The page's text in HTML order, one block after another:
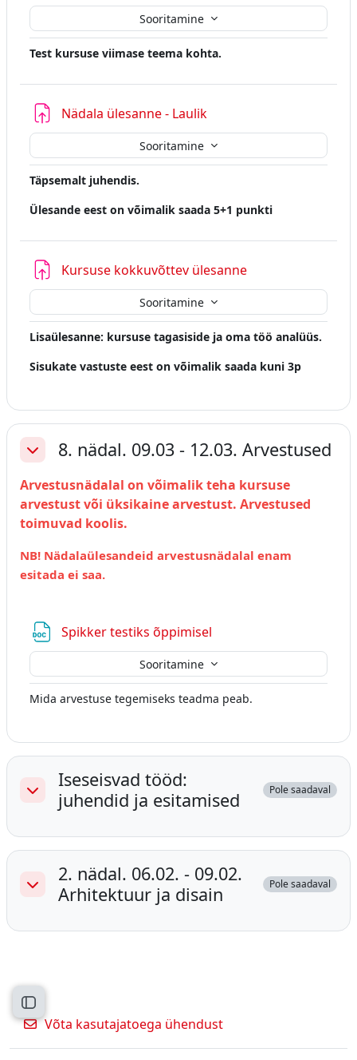
Ava kursuse sisukord
Sooritamine
Test kursuse viimase teema kohta.
Nädala ülesanne - Laulik
Sooritamine
Täpsemalt juhendis.
Ülesande eest on võimalik saada 5+1 punkti
Kursuse kokkuvõttev ülesanne
Sooritamine
Lisaülesanne: kursuse tagasiside ja oma töö analüüs.
Sisukate vastuste eest on võimalik saada kuni 3p
Ahenda8. nädal. 09.03 - 12.03. Arvestused
Arvestusnädalal on võimalik teha kursuse
arvestust või üksikaine arvestust. Arvestused
toimuvad koolis.
NB! Nädalaülesandeid arvestusnädalal enam
esitada ei saa.
Spikker testiks õppimisel
Sooritamine
Mida arvestuse tegemiseks teadma peab.
Ahenda
Iseseisvad tööd:
juhendid ja esitamised
Pole saadaval
Ahenda
2. nädal. 06.02. - 09.02.
Arhitektuur ja disain
Pole saadaval
Võta kasutajatoega ühendust